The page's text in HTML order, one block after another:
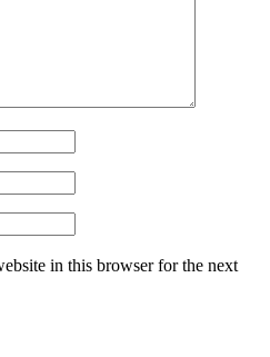
in this browser for the next